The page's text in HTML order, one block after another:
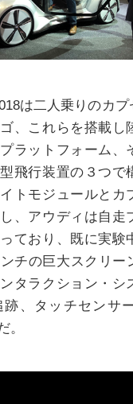
は二人乗りのカ
、これらを搭載し
ラットフォーム、
飛行装置の３つで
トモジュールとカ
、アウディは自走
ており、既に実験
チの巨大スクリー
タラクション・シ
、タッチセンサ
。